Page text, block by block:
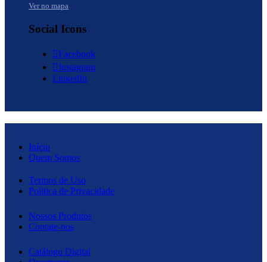
Ver no mapa
Social Icons
Facebook
Instagram
LinkedIn
Início
Quem Somos
Termos de Uso
Politica de Privacidade
Nossos Produtos
Contate-nos
Catálogo Digital